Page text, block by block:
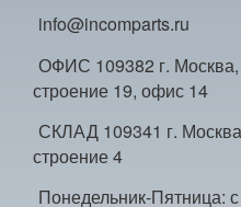
info@incomparts.ru
ОФИС 109382 г. Москва,
строение 19, офис 14
СКЛАД 109341 г.
строение 4
Понедельник-Пятница: